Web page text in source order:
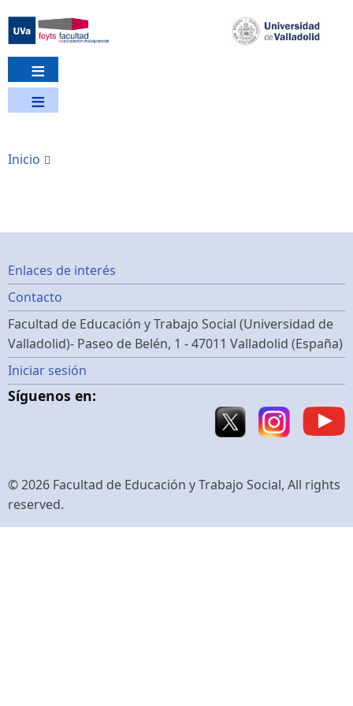
contenido
principal
Inicio
Footer
menu
Enlaces de interés
Contacto
Facultad de Educación y Trabajo Social (Universidad de
Valladolid)- Paseo de Belén, 1 - 47011 Valladolid (España)
Menú
de
de
usuario
Iniciar sesión
Síguenos en:
© 2026 Facultad de Educación y Trabajo Social, All rights
reserved.